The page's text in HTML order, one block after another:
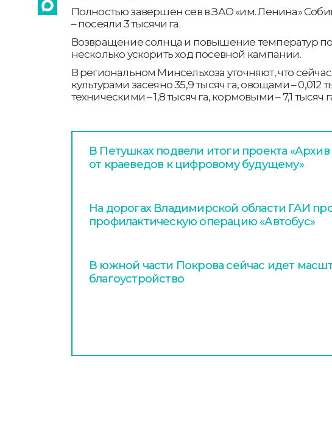
Полностью завершен сев в ЗАО «им. Ленина»
– посеяли 3 тысячи га.
Возвращение солнца и повышение температур
несколько ускорить ход посевной кампании.
В региональном Минсельхоза уточняют, что
культурами засеяно 35,9 тысяч га, овощами – 0,012
техническими – 1,8 тысяч га, кормовыми – 7,1 тысяч
В Петушках подвели итоги проекта «Архив
от краеведов к цифровому будущему»
На дорогах Владимирской области ГАИ
профилактическую операцию «Автобус»
В южной части Покрова сейчас идет
благоустройство